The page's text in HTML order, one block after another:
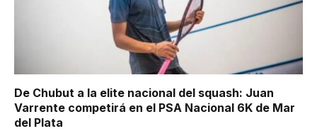
De Chubut a la elite nacional del squash: Juan
Varrente competirá en el PSA Nacional 6K de Mar
del Plata